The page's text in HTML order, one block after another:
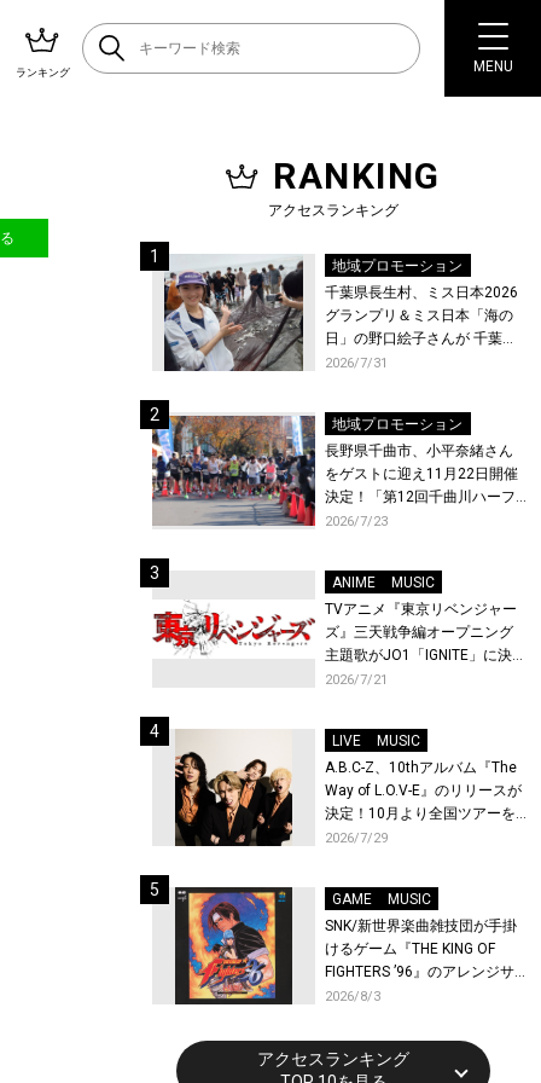
ランキング MENU
RANKING
アクセスランキング
地域プロモーション
千葉県長生村、ミス日本2026
グランプリ＆ミス日本「海の
日」の野口絵子さんが 千葉県
唯一の村・長生村で地引網を
2026/7/31
地域プロモーション
長野県千曲市、小平奈緒さん
をゲストに迎え11月22日開催
決定！「第12回千曲川ハーフ
マラソン」エントリー受付開
2026/7/23
ANIME
MUSIC
TVアニメ『東京リベンジャー
ズ』三天戦争編オープニング
主題歌がJO1「IGNITE」に決
定！メンバー全員から喜びと
先行上映会を開催！
2026/7/21
LIVE
MUSIC
A.B.C-Z、10thアルバム『The
Way of L.O.V-E』のリリースが
決定！10月より全国ツアーを
開催！
2026/7/29
GAME
MUSIC
SNK/新世界楽曲雑技団が手掛
けるゲーム『THE KING OF
FIGHTERS ’96』のアレンジサ
ウンドトラックが配信開始！
2026/8/3
アクセスランキング